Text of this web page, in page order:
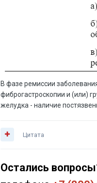
В фазе ремиссии
фиброгастроскопии и (или)
желудка - наличие
Цитата
Остались